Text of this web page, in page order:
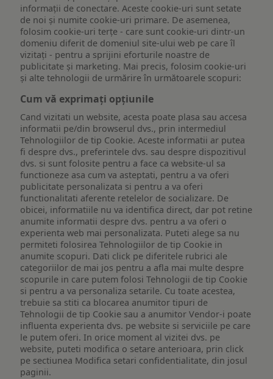
informații de conectare. Aceste cookie-uri sunt setate
de noi și numite cookie-uri primare. De asemenea,
folosim cookie-uri terțe - care sunt cookie-uri dintr-un
domeniu diferit de domeniul site-ului web pe care îl
vizitați - pentru a sprijini eforturile noastre de
publicitate și marketing. Mai precis, folosim cookie-uri
și alte tehnologii de urmărire în următoarele scopuri:
Cum vă exprimați opțiunile
Cand vizitati un website, acesta poate plasa sau accesa
informatii pe/din browserul dvs., prin intermediul
Tehnologiilor de tip Cookie. Aceste informatii ar putea
fi despre dvs., preferintele dvs. sau despre dispozitivul
dvs. si sunt folosite pentru a face ca website-ul sa
functioneze asa cum va asteptati, pentru a va oferi
publicitate personalizata si pentru a va oferi
functionalitati aferente retelelor de socializare. De
obicei, informatiile nu va identifica direct, dar pot retine
anumite informatii despre dvs. pentru a va oferi o
experienta web mai personalizata. Puteti alege sa nu
permiteti folosirea Tehnologiilor de tip Cookie in
anumite scopuri. Dati click pe diferitele rubrici ale
categoriilor de mai jos pentru a afla mai multe despre
scopurile in care putem folosi Tehnologii de tip Cookie
si pentru a va personaliza setarile. Cu toate acestea,
trebuie sa stiti ca blocarea anumitor tipuri de
Tehnologii de tip Cookie sau a anumitor Vendor-i poate
influenta experienta dvs. pe website si serviciile pe care
le putem oferi. In orice moment al vizitei dvs. pe
website, puteti modifica o setare anterioara, prin click
pe sectiunea Modifica setari confidentialitate, din josul
paginii.